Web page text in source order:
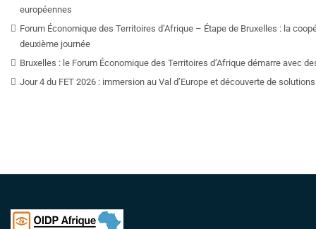
européennes
Forum Économique des Territoires d’Afrique – Étape de Bruxelles : la
deuxième journée
Bruxelles : le Forum Économique des Territoires d’Afrique démarre avec
Jour 4 du FET 2026 : immersion au Val d’Europe et découverte de